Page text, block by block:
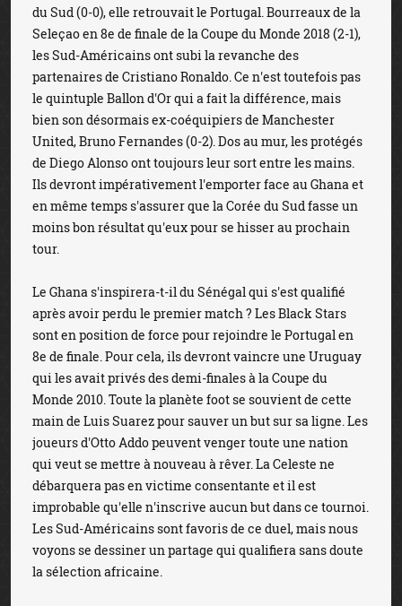
du Sud (0-0), elle retrouvait le Portugal. Bourreaux de la
Seleçao en 8e de finale de la Coupe du Monde 2018 (2-1),
les Sud-Américains ont subi la revanche des
partenaires de Cristiano Ronaldo. Ce n'est toutefois pas
le quintuple Ballon d'Or qui a fait la différence, mais
bien son désormais ex-coéquipiers de Manchester
United, Bruno Fernandes (0-2). Dos au mur, les protégés
de Diego Alonso ont toujours leur sort entre les mains.
Ils devront impérativement l'emporter face au Ghana et
en même temps s'assurer que la Corée du Sud fasse un
moins bon résultat qu'eux pour se hisser au prochain
tour.
Le Ghana s'inspirera-t-il du Sénégal qui s'est qualifié
après avoir perdu le premier match ? Les Black Stars
sont en position de force pour rejoindre le Portugal en
8e de finale. Pour cela, ils devront vaincre une Uruguay
qui les avait privés des demi-finales à la Coupe du
Monde 2010. Toute la planète foot se souvient de cette
main de Luis Suarez pour sauver un but sur sa ligne. Les
joueurs d'Otto Addo peuvent venger toute une nation
qui veut se mettre à nouveau à rêver. La Celeste ne
débarquera pas en victime consentante et il est
improbable qu'elle n'inscrive aucun but dans ce tournoi.
Les Sud-Américains sont favoris de ce duel, mais nous
voyons se dessiner un partage qui qualifiera sans doute
la sélection africaine.